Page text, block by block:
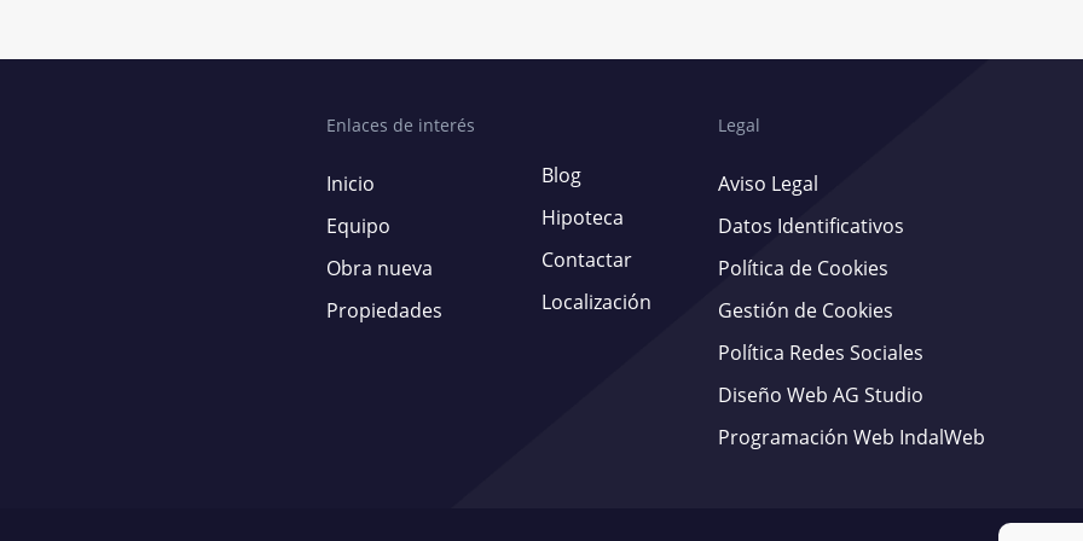
Enlaces de interés
Inicio
Equipo
Obra nueva
Propiedades
Blog
Hipoteca
Contactar
Localización
Legal
Aviso Legal
Datos Identificativos
Política de Cookies
Gestión de Cookies
Política Redes Sociales
Diseño Web AG Studio
Programación Web IndalWeb